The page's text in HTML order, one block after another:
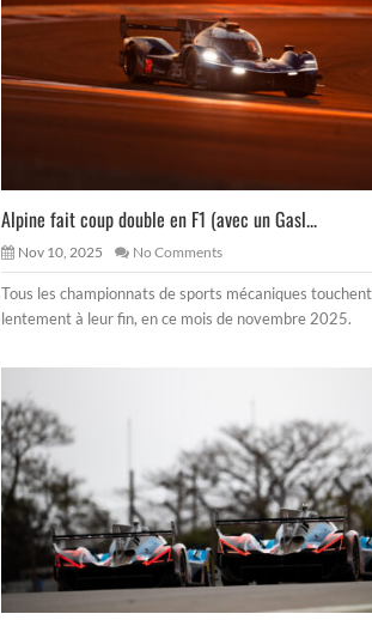
Alpine fait coup double en F1 (avec un Gasl...
Nov 10, 2025 No Comments
Tous les championnats de sports mécaniques touchent
lentement à leur fin, en ce mois de novembre 2025.